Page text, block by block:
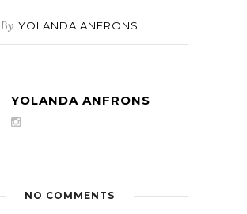
By YOLANDA ANFRONS
YOLANDA ANFRONS
NO COMMENTS